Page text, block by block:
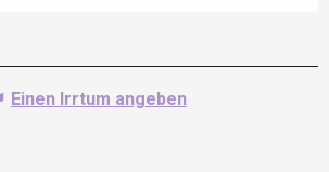
Einen Irrtum angeben